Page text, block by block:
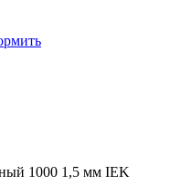
1000 1,5 мм IEK